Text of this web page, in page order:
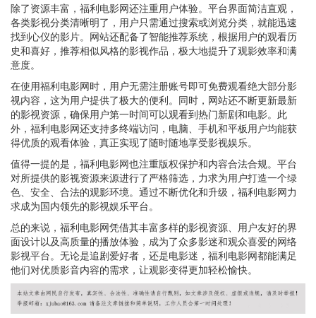
除了资源丰富，福利电影网还注重用户体验。平台界面简洁直观，
各类影视分类清晰明了，用户只需通过搜索或浏览分类，就能迅速
找到心仪的影片。网站还配备了智能推荐系统，根据用户的观看历
史和喜好，推荐相似风格的影视作品，极大地提升了观影效率和满
意度。
在使用福利电影网时，用户无需注册账号即可免费观看绝大部分影
视内容，这为用户提供了极大的便利。同时，网站还不断更新最新
的影视资源，确保用户第一时间可以观看到热门新剧和电影。此
外，福利电影网还支持多终端访问，电脑、手机和平板用户均能获
得优质的观看体验，真正实现了随时随地享受影视娱乐。
值得一提的是，福利电影网也注重版权保护和内容合法合规。平台
对所提供的影视资源来源进行了严格筛选，力求为用户打造一个绿
色、安全、合法的观影环境。通过不断优化和升级，福利电影网力
求成为国内领先的影视娱乐平台。
总的来说，福利电影网凭借其丰富多样的影视资源、用户友好的界
面设计以及高质量的播放体验，成为了众多影迷和观众喜爱的网络
影视平台。无论是追剧爱好者，还是电影迷，福利电影网都能满足
他们对优质影音内容的需求，让观影变得更加轻松愉快。